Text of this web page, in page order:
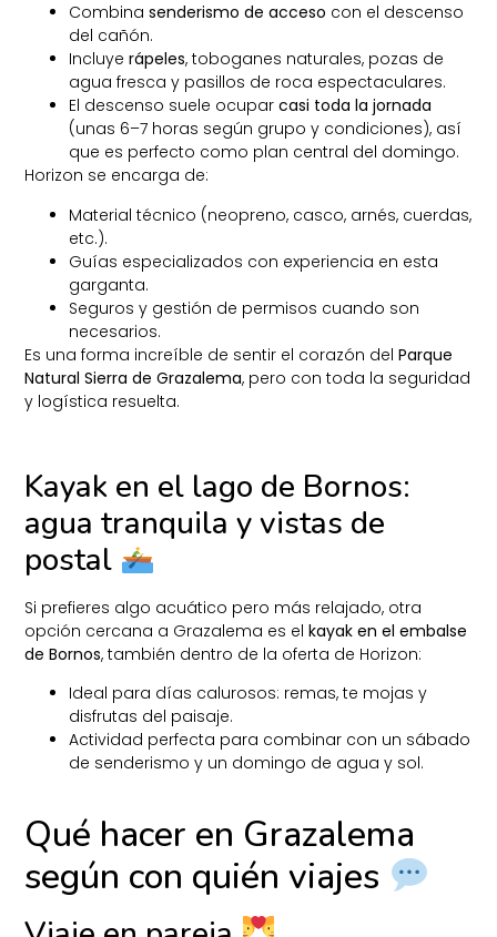
Combinasenderismo de acceso con el descenso
del cañón.
Incluyerápeles, toboganes naturales, pozas de
agua fresca y pasillos de roca espectaculares.
El descenso suele ocuparcasi toda la jornada
(unas 6–7 horas según grupo y condiciones), así
que es perfecto como plan central del domingo.
Horizon se encarga de:
Material técnico (neopreno, casco, arnés, cuerdas,
etc.).
Guías especializados con experiencia en esta
garganta.
Seguros y gestión de permisos cuando son
necesarios.
Es una forma increíble de sentir el corazón delParque
Natural Sierra de Grazalema, pero con toda la seguridad
y logística resuelta.
Kayak en el lago de Bornos:
agua tranquila y vistas de
postal
Si prefieres algo acuático pero más relajado, otra
opción cercana a Grazalema es elkayak en el embalse
de Bornos, también dentro de la oferta de Horizon:
Ideal para días calurosos: remas, te mojas y
disfrutas del paisaje.
Actividad perfecta para combinar con un sábado
de senderismo y un domingo de agua y sol.
Qué hacer en Grazalema
según con quién viajes